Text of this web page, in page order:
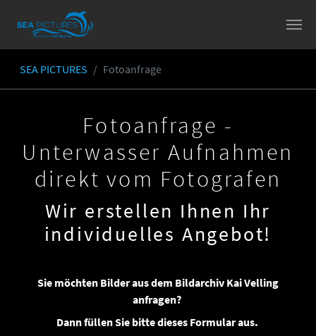
Skip to main content
You are here:
SEA PICTURES Fotoanfrage
Fotoanfrage -
Unterwasser Aufnahmen
direkt vom Fotografen
Wir erstellen Ihnen Ihr
individuelles Angebot!
Sie möchten Bilder aus dem Bildarchiv Kai Velling
anfragen?
Dann füllen Sie bitte dieses Formular aus.